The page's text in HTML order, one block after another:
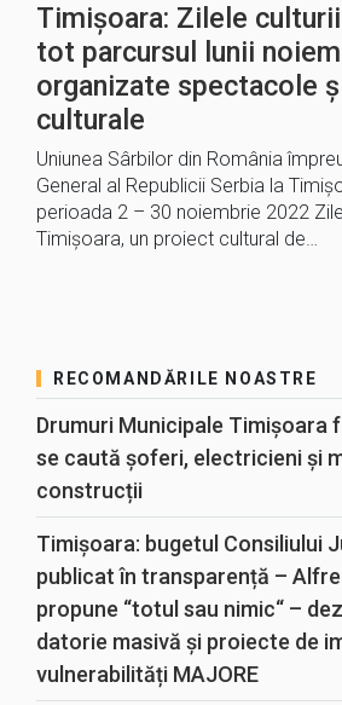
Timișoara: Zilele
tot parcursul lunii
organizate spectacole
culturale
Uniunea Sârbilor din România
General al Republicii Serbia la
perioada 2 – 30 noiembrie 2022
Timișoara, un proiect cultural de…
RECOMANDĂRILE NOASTRE
Drumuri Municipale Timișoara
se caută șoferi, electricieni și
construcții
Timișoara: bugetul Consiliului
publicat în transparență –
propune “totul sau nimic“ –
datorie masivă și proiecte de
vulnerabilități MAJORE